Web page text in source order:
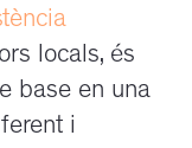
locals, és
base en una
i